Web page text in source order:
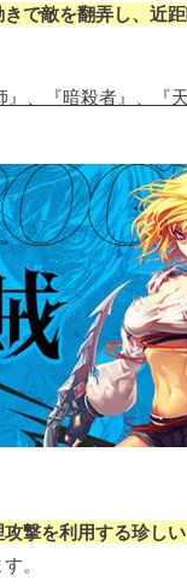
で敵を翻弄し、近
』、『暗殺者』、『
撃を利用する珍し
。